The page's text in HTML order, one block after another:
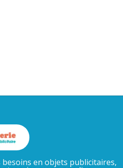
en objets publicitaires,